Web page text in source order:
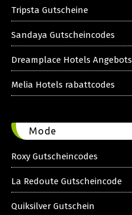
Tripsta Gutscheine
Sandaya Gutscheincodes
Dreamplace Hotels
Melia Hotels rabattcodes
Mode
Roxy Gutscheincodes
La Redoute Gutscheincode
Quiksilver Gutschein